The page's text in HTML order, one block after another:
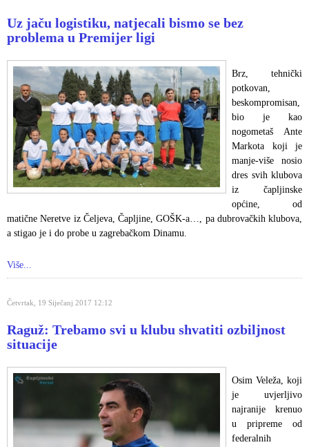
Uz jaču logistiku, natjecali bismo se bez
problema u Premijer ligi
Brz, tehnički
potkovan,
beskompromisan,
bio je kao
nogometaš Ante
Markota koji je
manje-više nosio
dres svih klubova
iz čapljinske
općine, od
matične Neretve iz Čeljeva, Čapljine, GOŠK-a…, pa dubrovačkih klubova,
a stigao je i do probe u zagrebačkom Dinamu.
Više...
Četvrtak, 19 Siječanj 2017 12:12
Raguž: Trebamo svi u klubu shvatiti ozbiljnost
situacije
Osim Veleža, koji
je uvjerljivo
najranije krenuo
u pripreme od
federalnih